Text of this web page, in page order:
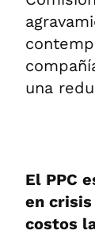
una
El PPC
en
costos